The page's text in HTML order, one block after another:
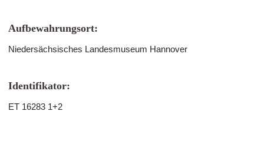
Aufbewahrungsort:
Niedersächsisches Landesmuseum Hannover
Identifikator:
ET 16283 1+2